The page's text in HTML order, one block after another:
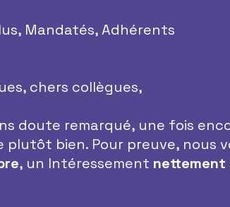
Mandatés, Adhérents
chers collègues,
doute remarqué, une fois
plutôt bien. Pour preuve, nous
, un Intéressement nettement